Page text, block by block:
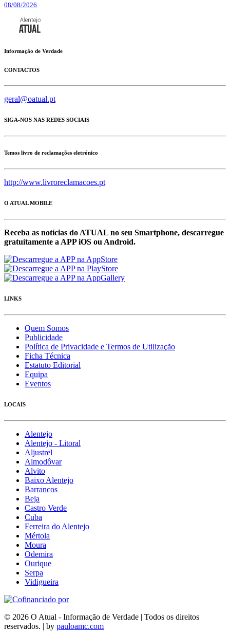
08/08/2026
Informação de Verdade
CONTACTOS
geral@oatual.pt
SIGA-NOS NAS REDES SOCIAIS
Temos livro de reclamações eletrónico
http://www.livroreclamacoes.pt
O ATUAL MOBILE
Receba as notícias do ATUAL no seu Smartphone, descarregue
gratuítamente a APP iOS ou Android.
LINKS
Quem Somos
Publicidade
Política de Privacidade e Termos de Utilização
Ficha Técnica
Estatuto Editorial
Equipa
Eventos
LOCAIS
Alentejo
Alentejo - Litoral
Aljustrel
Almodôvar
Alvito
Baixo Alentejo
Barrancos
Beja
Castro Verde
Cuba
Ferreira do Alentejo
Mértola
Moura
Odemira
Ourique
Serpa
Vidigueira
© 2026 O Atual - Informação de Verdade | Todos os direitos
reservados. | by pauloamc.com